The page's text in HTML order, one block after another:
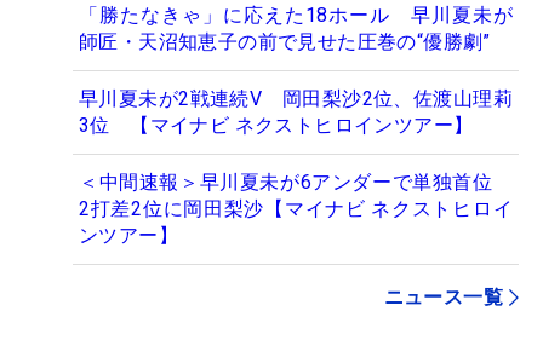
「勝たなきゃ」に応えた18ホール 早川夏未が
師匠・天沼知恵子の前で見せた圧巻の“優勝劇”
早川夏未が2戦連続V 岡田梨沙2位、佐渡山理莉
3位 【マイナビ ネクストヒロインツアー】
＜中間速報＞早川夏未が6アンダーで単独首位
2打差2位に岡田梨沙【マイナビ ネクストヒロイ
ンツアー】
ニュース一覧